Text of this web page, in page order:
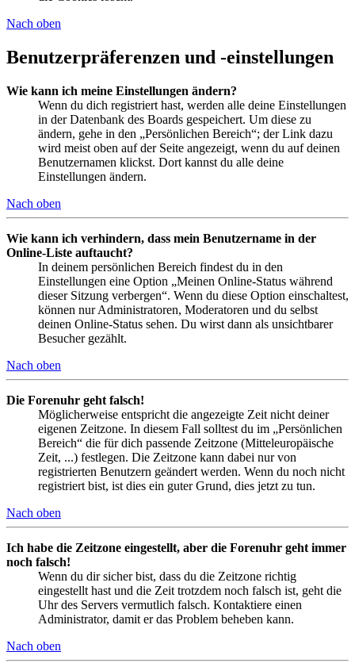
Nach oben
Benutzerpräferenzen und -einstellungen
Wie kann ich meine Einstellungen ändern?
Wenn du dich registriert hast, werden alle deine Einstellungen
in der Datenbank des Boards gespeichert. Um diese zu
ändern, gehe in den „Persönlichen Bereich“; der Link dazu
wird meist oben auf der Seite angezeigt, wenn du auf deinen
Benutzernamen klickst. Dort kannst du alle deine
Einstellungen ändern.
Nach oben
Wie kann ich verhindern, dass mein Benutzername in der
Online-Liste auftaucht?
In deinem persönlichen Bereich findest du in den
Einstellungen eine Option „Meinen Online-Status während
dieser Sitzung verbergen“. Wenn du diese Option einschaltest,
können nur Administratoren, Moderatoren und du selbst
deinen Online-Status sehen. Du wirst dann als unsichtbarer
Besucher gezählt.
Nach oben
Die Forenuhr geht falsch!
Möglicherweise entspricht die angezeigte Zeit nicht deiner
eigenen Zeitzone. In diesem Fall solltest du im „Persönlichen
Bereich“ die für dich passende Zeitzone (Mitteleuropäische
Zeit, ...) festlegen. Die Zeitzone kann dabei nur von
registrierten Benutzern geändert werden. Wenn du noch nicht
registriert bist, ist dies ein guter Grund, dies jetzt zu tun.
Nach oben
Ich habe die Zeitzone eingestellt, aber die Forenuhr geht immer
noch falsch!
Wenn du dir sicher bist, dass du die Zeitzone richtig
eingestellt hast und die Zeit trotzdem noch falsch ist, geht die
Uhr des Servers vermutlich falsch. Kontaktiere einen
Administrator, damit er das Problem beheben kann.
Nach oben